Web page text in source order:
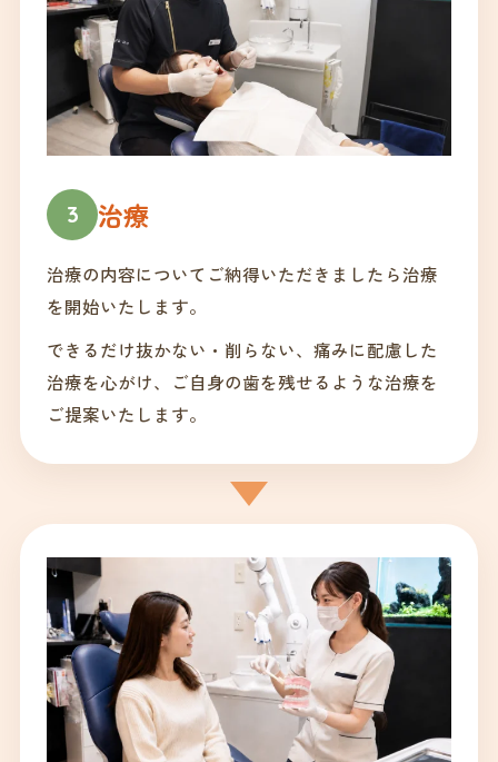
3 治療
治療の内容についてご納得いただきましたら治療
を開始いたします。
できるだけ抜かない・削らない、痛みに配慮した
治療を心がけ、ご自身の歯を残せるような治療を
ご提案いたします。